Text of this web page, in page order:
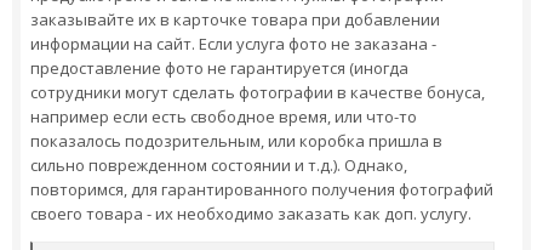
заказывайте их в карточке товара при добавлении
информации на сайт. Если услуга фото не заказана -
предоставление фото не гарантируется (иногда
сотрудники могут сделать фотографии в качестве бонуса,
например если есть свободное время, или что-то
показалось подозрительным, или коробка пришла в
сильно поврежденном состоянии и т.д.). Однако,
повторимся, для гарантированного получения фотографий
своего товара - их необходимо заказать как доп. услугу.